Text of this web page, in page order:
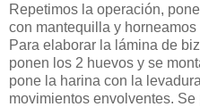
Repetimos la operación,
con mantequilla y
Para elaborar la lámina de
ponen los 2 huevos y se
pone la harina con la
movimientos envolventes.